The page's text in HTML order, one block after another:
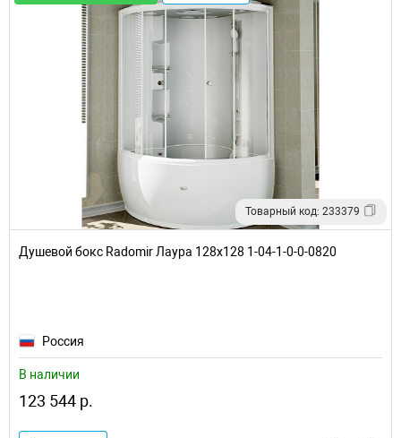
Товарный код: 233379
Душевой бокс Radomir Лаура 128x128 1-04-1-0-0-0820
Россия
В наличии
123 544 р.